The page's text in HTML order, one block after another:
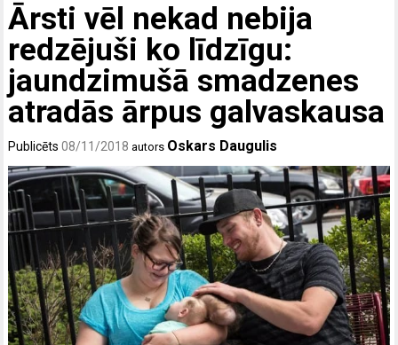
Ārsti vēl nekad nebija
redzējuši ko līdzīgu:
jaundzimušā smadzenes
atradās ārpus galvaskausa
Publicēts08/11/2018 autors Oskars Daugulis